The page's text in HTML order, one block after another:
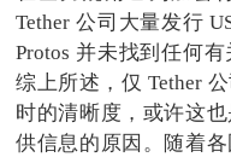
Tether 公司大量发行
Protos 并未找到任何有
综上所述，仅 Tether
时的清晰度，或许这
供信息的原因。随着